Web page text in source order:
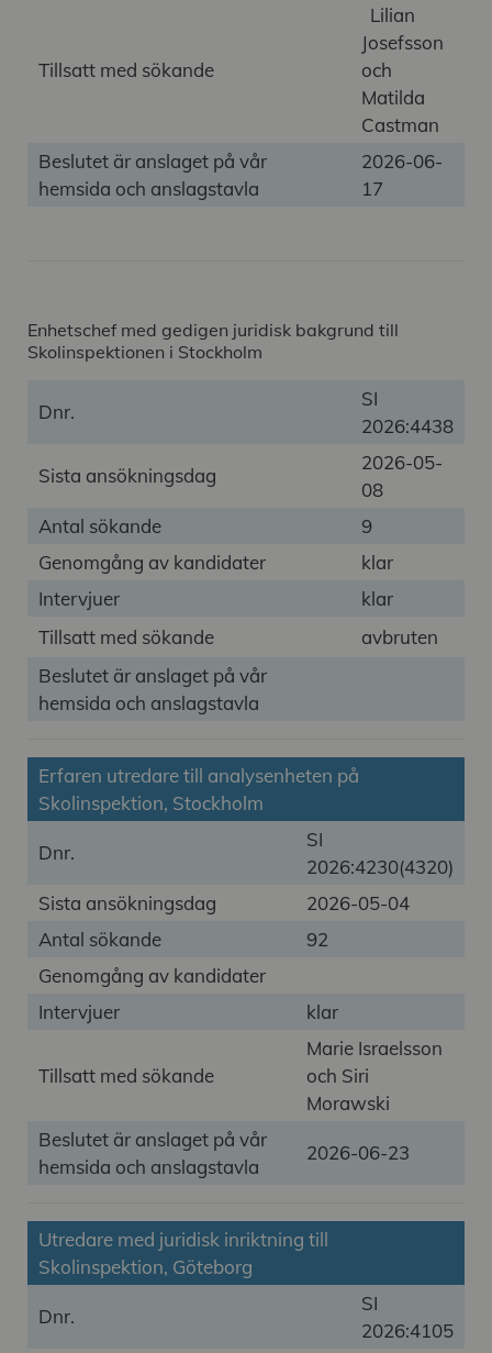
Tillsatt med sökande
Lilian
Josefsson
och
Matilda
Castman
Beslutet är anslaget på vår
hemsida och anslagstavla
2026-06-
17
Enhetschef med gedigen juridisk bakgrund till
Skolinspektionen i Stockholm
Dnr.
SI
2026:4438
Sista ansökningsdag
2026-05-
08
Antal sökande
9
Genomgång av kandidater
klar
Intervjuer
klar
Tillsatt med sökande
avbruten
Beslutet är anslaget på vår
hemsida och anslagstavla
Erfaren utredare till analysenheten på
Skolinspektion, Stockholm
Dnr.
SI
2026:4230(4320)
Sista ansökningsdag
2026-05-04
Antal sökande
92
Genomgång av kandidater
Intervjuer
klar
Tillsatt med sökande
Marie Israelsson
och Siri
Morawski
Beslutet är anslaget på vår
hemsida och anslagstavla
2026-06-23
Utredare med juridisk inriktning till
Skolinspektion, Göteborg
Dnr.
SI
2026:4105